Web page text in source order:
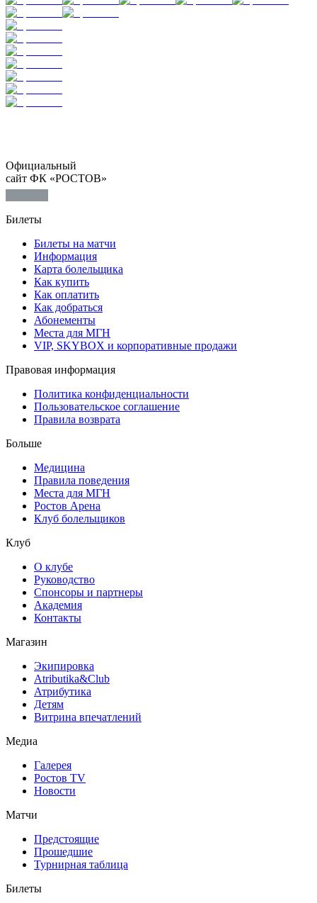
Официальный
сайт ФК «РОСТОВ»
Билеты
Билеты на матчи
Информация
Карта болельщика
Как купить
Как оплатить
Как добраться
Абонементы
Места для МГН
VIP, SKYBOX и корпоративные продажи
Правовая информация
Политика конфиденциальности
Пользовательское соглашение
Правила возврата
Больше
Медицина
Правила поведения
Места для МГН
Ростов Арена
Клуб болельщиков
Клуб
О клубе
Руководство
Спонсоры и партнеры
Академия
Контакты
Магазин
Экипировка
Atributika&Club
Атрибутика
Детям
Витрина впечатлений
Медиа
Галерея
Ростов TV
Новости
Матчи
Предстоящие
Прошедшие
Турнирная таблица
Билеты